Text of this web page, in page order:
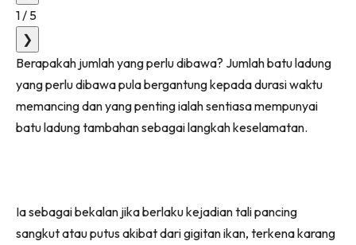
1 / 5
❯
Berapakah jumlah yang perlu dibawa? Jumlah batu ladung
yang perlu dibawa pula bergantung kepada durasi waktu
memancing dan yang penting ialah sentiasa mempunyai
batu ladung tambahan sebagai langkah keselamatan.
Ia sebagai bekalan jika berlaku kejadian tali pancing
sangkut atau putus akibat dari gigitan ikan, terkena karang